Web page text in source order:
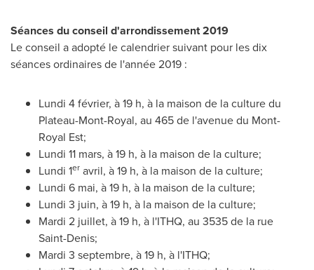
Séances du conseil d'arrondissement 2019
Le conseil a adopté le calendrier suivant pour les dix
séances ordinaires de l'année 2019 :
Lundi 4 février, à 19 h, à la maison de la culture du
Plateau-Mont-Royal, au 465 de l'avenue du Mont-
Royal Est;
Lundi 11 mars, à 19 h, à la maison de la culture;
Lundi 1er avril, à 19 h, à la maison de la culture;
Lundi 6 mai, à 19 h, à la maison de la culture;
Lundi 3 juin, à 19 h, à la maison de la culture;
Mardi 2 juillet, à 19 h, à l'ITHQ, au 3535 de la rue
Saint-Denis;
Mardi 3 septembre, à 19 h, à l'ITHQ;